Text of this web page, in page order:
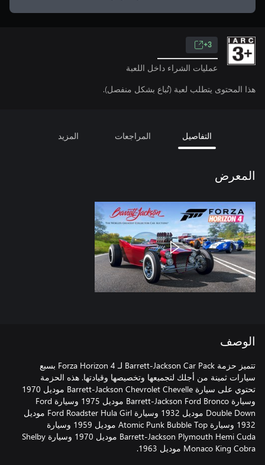
3+
عمليات الشراء داخل اللعبة
هذا المحتوى يتطلب لعبة (تُباع بشكل منفصل).
التفاصيل المراجعات المزيد
المعرض
الوصف
تتميز حزمة Barrett-Jackson Car Pack لـ Forza Horizon 4 بسبع
سيارات ثمينة من أجلك لتجميعها وتخصيصها وقيادتها. هذه الحزمة
تحتوي على سيارة Barrett-Jackson Chevrolet Chevelle موديل 1970
وسيارة Barrett-Jackson Ford Bronco موديل 1975 وسيارة Ford
Double Down موديل 1932 وسيارة Ford Roadster Hula Girl موديل
1932 وسيارة Atomic Punk Bubble Top موديل 1959 وسيارة
Barrett-Jackson Plymouth Hemi Cuda موديل 1970 وسيارة Shelby